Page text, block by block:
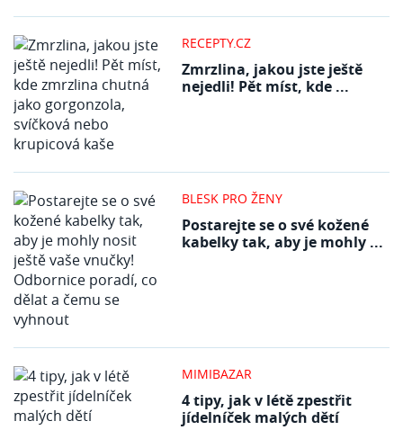
RECEPTY.CZ
Zmrzlina, jakou jste ještě
nejedli! Pět míst, kde ...
BLESK PRO ŽENY
Postarejte se o své kožené
kabelky tak, aby je mohly ...
MIMIBAZAR
4 tipy, jak v létě zpestřit
jídelníček malých dětí